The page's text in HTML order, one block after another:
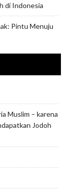
di Indonesia
Pintu Menuju
Muslim – karena
Jodoh